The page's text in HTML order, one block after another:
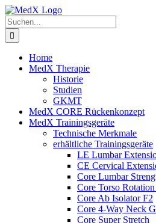
Zum
Inhalt
springen
Suche
nach:
Home
MedX Therapie
Historie
Studien
GKMT
MedX CORE Rückenkonzept
MedX Trainingsgeräte
Technische Merkmale
erhältliche Trainingsgeräte
LE Lumbar
CE Cervical
Core Lumbar
Core Torso Rotation
Core Ab Isolator F2
Core 4-Way Neck
Core Super Stretch